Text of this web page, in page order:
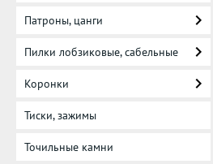
Патроны, цанги
Пилки лобзиковые, сабельные
Коронки
Тиски, зажимы
Точильные камни